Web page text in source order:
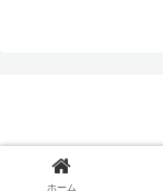
ホーム